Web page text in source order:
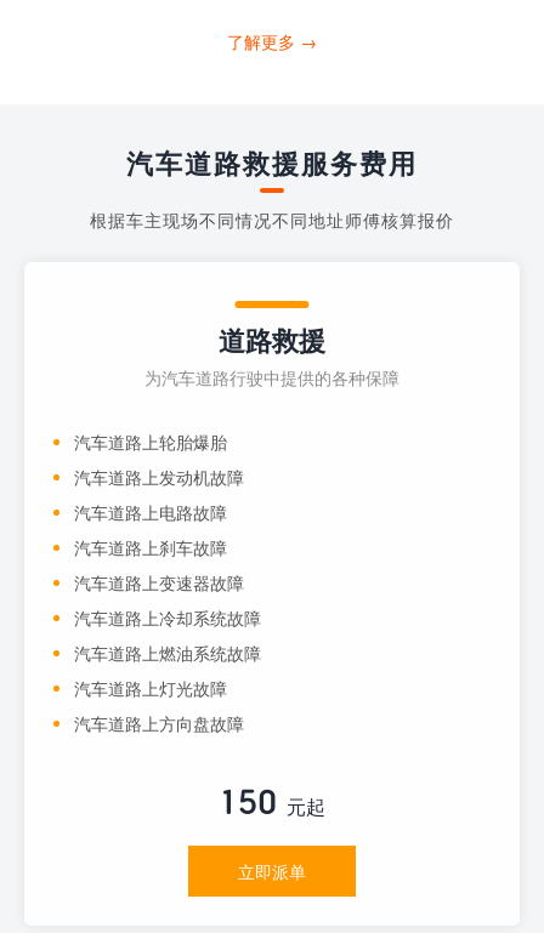
打4006363122请求送油人员来帮助你。
了解更多 →
汽车道路救援服务费用
根据车主现场不同情况不同地址师傅核算报价
道路救援
为汽车道路行驶中提供的各种保障
汽车道路上轮胎爆胎
汽车道路上发动机故障
汽车道路上电路故障
汽车道路上刹车故障
汽车道路上变速器故障
汽车道路上冷却系统故障
汽车道路上燃油系统故障
汽车道路上灯光故障
汽车道路上方向盘故障
150 元起
立即派单